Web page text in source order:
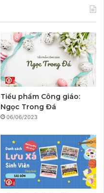
a
g
r
a
a
g
r
a
m
o
k
Tiểu phẩm Công giáo:
Ngọc Trong Đá
06/06/2023